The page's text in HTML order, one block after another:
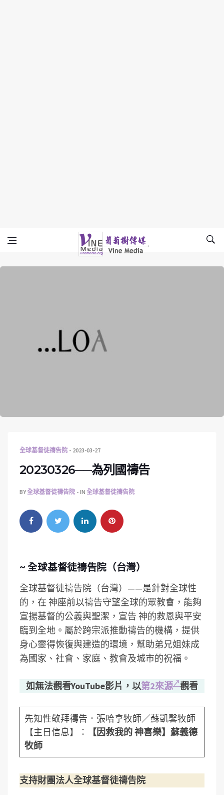
Vine Media
葡萄樹傳媒
全球基督徒禱告院 2023-03-27
20230326──為列國禱告
BY全球基督徒禱告院 IN 全球基督徒禱告院
~ 全球基督徒禱告院（台灣）
全球基督徒禱告院（台灣）——是針對全球性
的，在 神座前以禱告守望全球的眾教會，能夠
宣揚基督的公義與聖潔，宣告 神的救恩與平安
臨到全地。屬於跨宗派推動禱告的機構，提供
身心靈得恢復與建造的環境，­幫助弟兄姐妹成
為國家、社會、家庭、教會及城市的祝福。
如無法觀看YouTube影片，以第2來源 觀看
先知性敬拜禱告．張哈拿牧師／蘇凱馨牧師
【主日信息】：
【因救我的 神喜樂】 蘇義德
牧師
支持財團法人全球基督徒禱告院